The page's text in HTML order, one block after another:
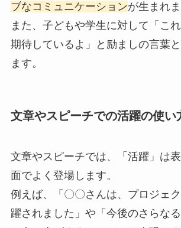
ブなコミュニケーションが生まれま
また、子どもや学生に対して「こ
期待しているよ」と励ましの言葉
ます。
文章やスピーチでの活躍の使い
文章やスピーチでは、「活躍」は
面でよく登場します。
例えば、「〇〇さんは、プロジェ
躍されました」や「今後のさらな